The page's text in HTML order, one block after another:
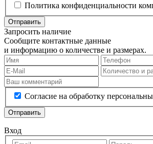
Политика конфиденциальности
Отправить
Запросить наличие
Сообщите контактные данные
и информацию о количестве и размерах.
Согласие на обработку
Отправить
Вход